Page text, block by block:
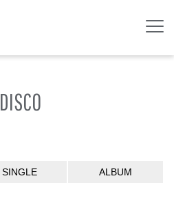
DISCO
SINGLE ALBUM